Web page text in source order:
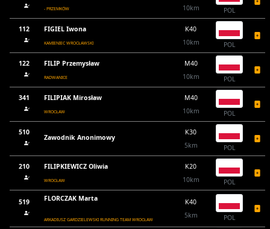
- PRZEMKÓW
10km
POL
112 FIGIEL Iwona
KAMIENIEC WROCŁAWSKI
K40
10km
POL
122 FILIP Przemysław
RADWANICE
M40
10km
POL
341 FILIPIAK Mirosław
WROCŁAW
M40
10km
POL
510
Zawodnik Anonimowy
K30
5km
POL
210 FILIPKIEWICZ Oliwia
WROCŁAW
K20
10km
POL
519 FLORCZAK Marta
ARKADIUSZ GARDZIELEWSKI RUNNING TEAM WROCŁAW
K40
5km
POL